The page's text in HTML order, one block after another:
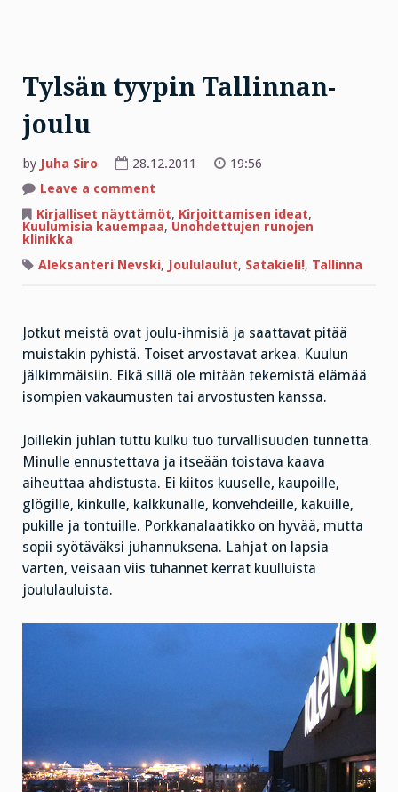
Tylsän tyypin Tallinnan-
joulu
by Juha Siro 28.12.2011
19:56
Leave a comment
tyypin
Tallinnan-
joulu
Kirjalliset näyttämöt, Kirjoittamisen ideat,
Kuulumisia kauempaa, Unohdettujen runojen
klinikka
Aleksanteri Nevski, Joululaulut, Satakieli!, Tallinna
Jotkut meistä ovat joulu-ihmisiä ja saattavat pitää
muistakin pyhistä. Toiset arvostavat arkea. Kuulun
jälkimmäisiin. Eikä sillä ole mitään tekemistä elämää
isompien vakaumusten tai arvostusten kanssa.
Joillekin juhlan tuttu kulku tuo turvallisuuden tunnetta.
Minulle ennustettava ja itseään toistava kaava
aiheuttaa ahdistusta. Ei kiitos kuuselle, kaupoille,
glögille, kinkulle, kalkkunalle, konvehdeille, kakuille,
pukille ja tontuille. Porkkanalaatikko on hyvää, mutta
sopii syötäväksi juhannuksena. Lahjat on lapsia
varten, veisaan viis tuhannet kerrat kuulluista
joululauluista.